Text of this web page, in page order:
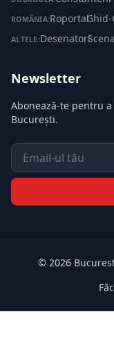
ROMÂNIA:Roportal·
ALTELE:Desenatori·
Newsletter
Abonează-te pentru
București.
Email
© 2026